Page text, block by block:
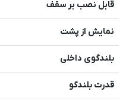
قابل نصب بر سقف
نمایش از پشت
بلندگوی داخلی
قدرت بلندگو